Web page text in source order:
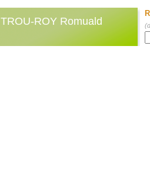
TROU-ROY Romuald